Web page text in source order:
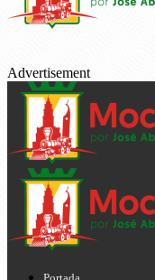
Advertisement